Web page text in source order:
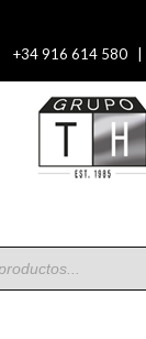
+34 916 614 580 |